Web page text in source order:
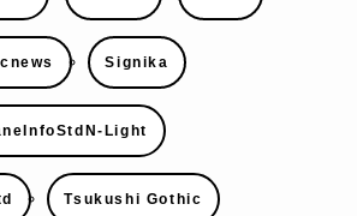
Signika
Light
Tsukushi Gothic